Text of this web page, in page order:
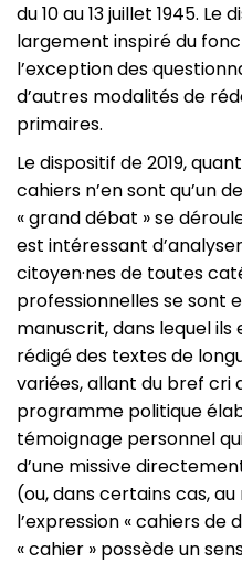
du 10 au 13 juillet 1945.
largement inspiré du
l’exception des
d’autres modalités de
primaires.
Le dispositif de 2019,
cahiers n’en sont qu’un
« grand débat » se
est intéressant
citoyen·nes de toutes
professionnelles se sont
manuscrit, dans lequel
rédigé des textes de
variées, allant du bref
programme politique
témoignage personnel
d’une missive
(ou, dans certains cas,
l’expression « cahiers de
« cahier » possède un